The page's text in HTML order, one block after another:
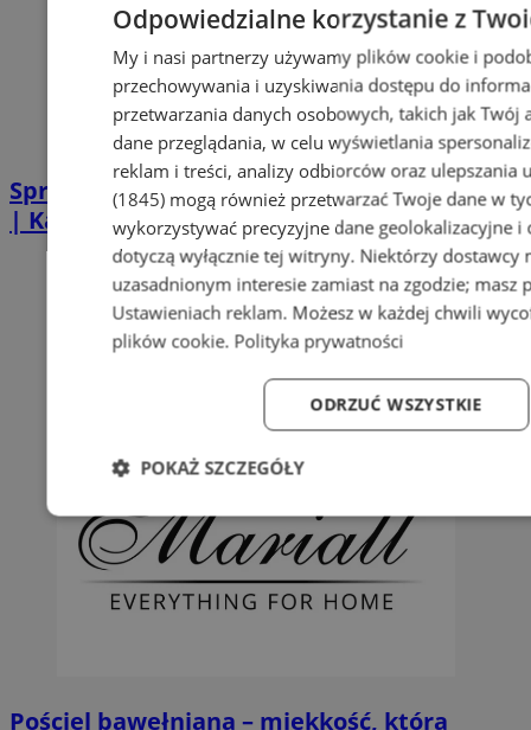
Sprzątanie po zgonie w Piekarach Śląskich
| Kastelnik
Pościel bawełniana – miękkość, którą
Odpowiedzialne korzystanie z
My i nasi partnerzy używamy plików cookie i
przechowywania i uzyskiwania dostępu do
przetwarzania danych osobowych, takich jak
dane przeglądania, w celu wyświetlania
reklam i treści, analizy odbiorców oraz ulepszania
(1845)mogą również przetwarzać Twoje dane w
wykorzystywać precyzyjne dane geolokalizacyjne
dotyczą wyłącznie tej witryny. Niektórzy dostawcy
uzasadnionym interesie zamiast na zgodzie; masz
Ustawieniach reklam. Możesz w każdej chwili
plików cookie. Polityka prywatności
ODRZUĆ WSZYSTKIE
POKAŻ SZCZEGÓŁY
Niezbędne Wydajność Targetowanie